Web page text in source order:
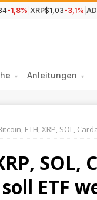
-1,8% XRP$1,03-3,1%
▾ Anleitungen ▾
ETH, XRP, SOL,
SOL,
ETF